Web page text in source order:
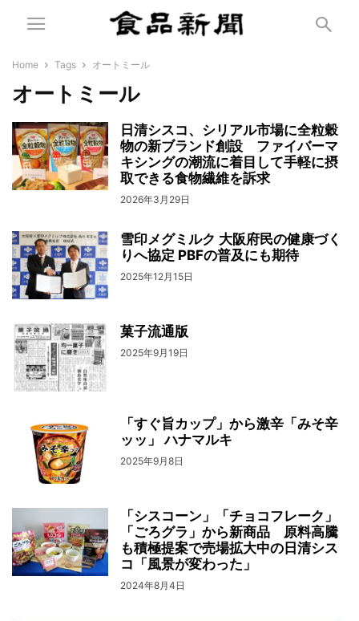
Home Tags オートミール
オートミール
日清シスコ、シリアル市場に全粒穀
物の新ブランド創設 ファイバーマ
キシングの潮流に着目して手軽に摂
取できる食物繊維を訴求
2026年3月29日
雪印メグミルク 大阪府民の健康づく
りへ協定 PBFの普及にも期待
2025年12月15日
菓子流通版
2025年9月19日
「すぐ旨カップ」から激辛「みそ辛
ッッ」 ハナマルキ
2025年9月8日
「シスコーン」「チョコフレーク」
「ごろグラ」から新商品 原料高騰
も積極提案で売場拡大中の日清シス
コ「風景が変わった」
2024年8月4日